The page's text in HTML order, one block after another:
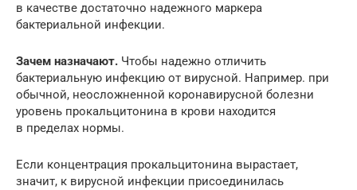
в качестве достаточно надежного маркера
бактериальной инфекции.
Зачем назначают. Чтобы надежно отличить
бактериальную инфекцию от вирусной. Например. при
обычной, неосложненной коронавирусной болезни
уровень прокальцитонина в крови находится
в пределах нормы.
Если концентрация прокальцитонина вырастает,
значит, к вирусной инфекции присоединилась